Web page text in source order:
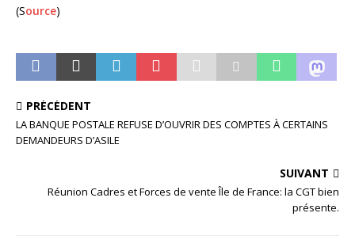
(Source)
PRÉCÉDENT
LA BANQUE POSTALE REFUSE D’OUVRIR DES COMPTES À CERTAINS
DEMANDEURS D’ASILE
SUIVANT
Réunion Cadres et Forces de vente Île de France: la CGT bien
présente.